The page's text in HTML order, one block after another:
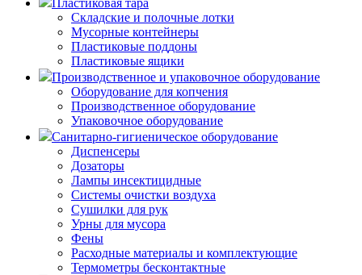
Складские и полочные лотки
Мусорные контейнеры
Пластиковые поддоны
Пластиковые ящики
Производственное и упаковочное оборудование
Оборудование для копчения
Производственное оборудование
Упаковочное оборудование
Санитарно-гигиеническое оборудование
Диспенсеры
Дозаторы
Лампы инсектицидные
Системы очистки воздуха
Сушилки для рук
Урны для мусора
Фены
Расходные материалы и комплектующие
Термометры бесконтактные